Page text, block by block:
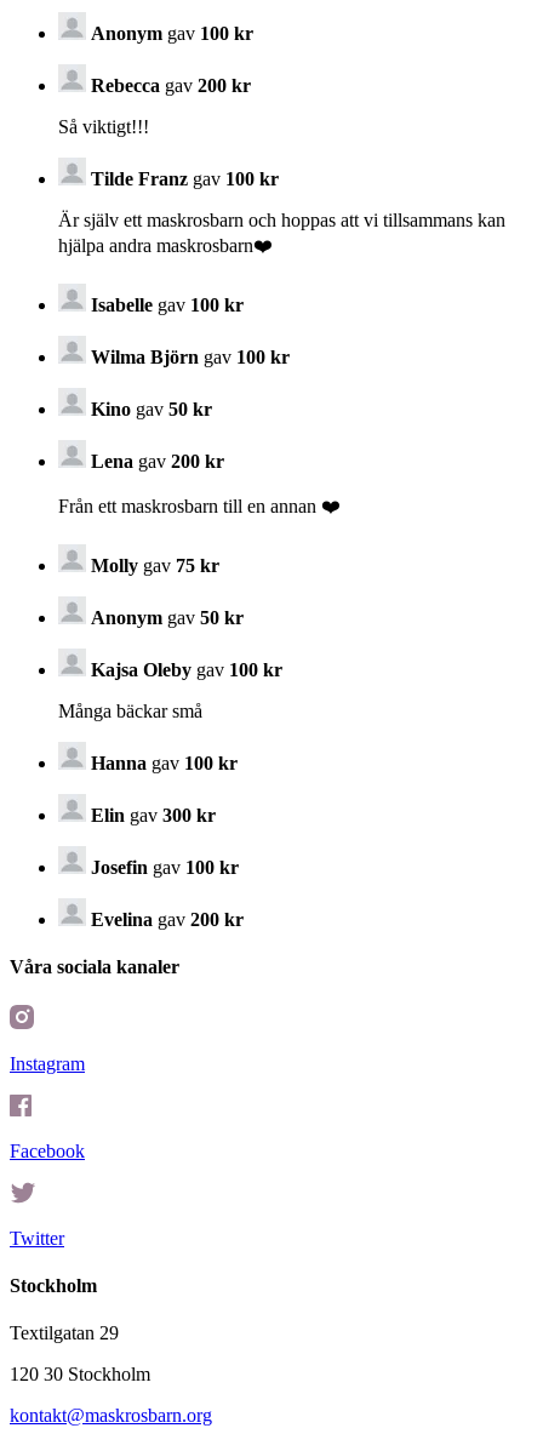
Anonym gav 100 kr
Rebecca gav 200 kr
Så viktigt!!!
Tilde Franz gav 100 kr
Är själv ett maskrosbarn och hoppas att vi tillsammans kan
hjälpa andra maskrosbarn❤️
Isabelle gav 100 kr
Wilma Björn gav 100 kr
Kino gav 50 kr
Lena gav 200 kr
Från ett maskrosbarn till en annan ❤️
Molly gav 75 kr
Anonym gav 50 kr
Kajsa Oleby gav 100 kr
Många bäckar små
Hanna gav 100 kr
Elin gav 300 kr
Josefin gav 100 kr
Evelina gav 200 kr
Våra sociala kanaler
Instagram
Facebook
Twitter
Stockholm
Textilgatan 29
120 30 Stockholm
kontakt@maskrosbarn.org